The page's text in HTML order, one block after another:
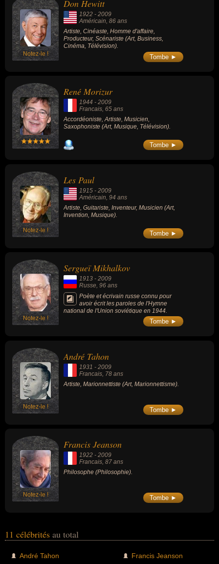
Notez-le !
Don Hewitt
1922 - 2009
Américain , 86 ans
Artiste, Cinéaste, Homme d'affaire,
Producteur, Scénariste (Art, Business,
Cinéma, Télévision).
Tombe ►
René Morizur
1944 - 2009
Francais, 65 ans
Accordéoniste, Artiste, Musicien,
Saxophoniste (Art, Musique, Télévision).
Tombe ►
Notez-le !
Les Paul
1915 - 2009
Américain, 94 ans
Artiste, Guitariste, Inventeur, Musicien (Art,
Invention, Musique).
Tombe ►
Notez-le !
Sergueï Mikhalkov
1913 - 2009
Russe, 96 ans
Poète et écrivain russe connu pour
avoir écrit les paroles de l'Hymne
national de l'Union soviétique en 1944.
Tombe ►
Notez-le !
André Tahon
1931 - 2009
Francais, 78 ans
Artiste, Marionnettiste (Art, Marionnettisme).
Tombe ►
Notez-le !
Francis Jeanson
1922 - 2009
Francais, 87 ans
Philosophe (Philosophie).
Tombe ►
11 célébrités au total
André Tahon
Francis Jeanson